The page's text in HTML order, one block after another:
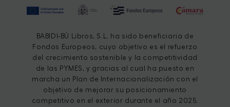
BABIDI-BÚ Libros, S.L. ha sido beneficiaria de
Fondos Europeos, cuyo objetivo es el refuerzo
del crecimiento sostenible y la competitividad
de las PYMES, y gracias al cual ha puesto en
marcha un Plan de Internacionalización con el
objetivo de mejorar su posicionamiento
competitivo en el exterior durante el año 2025.